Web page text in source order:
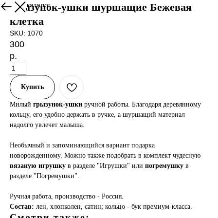
Назад в каталог
Грызунок-ушки шуршащие Бежевая
клетка
SKU: 1070
300
р.
Купить
Милый грызунок-ушки ручной работы. Благодаря деревянному
кольцу, его удобно держать в ручке, а шуршащий материал
надолго увлечет малыша.
Необычный и запоминающийся вариант подарка
новорожденному. Можно также подобрать в комплект чудесную
вязаную игрушку в разделе "Игрушки" или погремушку в
разделе "Погремушки".
Ручная работа, производство - Россия.
Состав: лен, хлопколен, сатин; кольцо - бук премиум-класса.